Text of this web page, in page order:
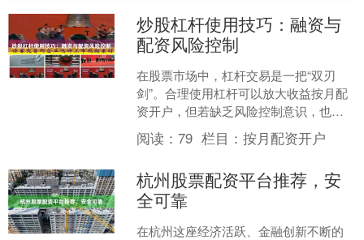
炒股杠杆使用技巧：融资与
配资风险控制
在股票市场中，杠杆交易是一把“双刃
剑”。合理使用杠杆可以放大收益按月配
资开户，但若缺乏风险控制意识，也可
能导致本金大幅缩水。本文将围绕**炒股
杠杆使用技巧**，....
阅读：79 栏目：按月配资开户
杭州股票配资平台推荐，安
全可靠
在杭州这座经济活跃、金融创新不断的